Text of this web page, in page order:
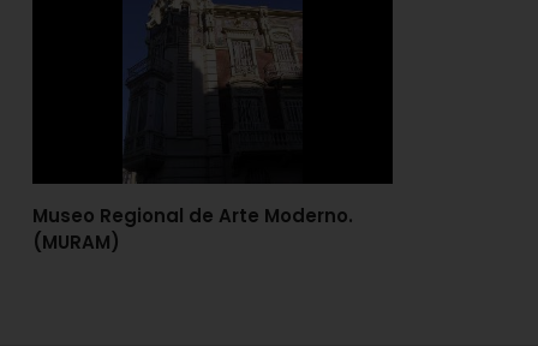
Museo Regional de Arte Moderno.
(MURAM)